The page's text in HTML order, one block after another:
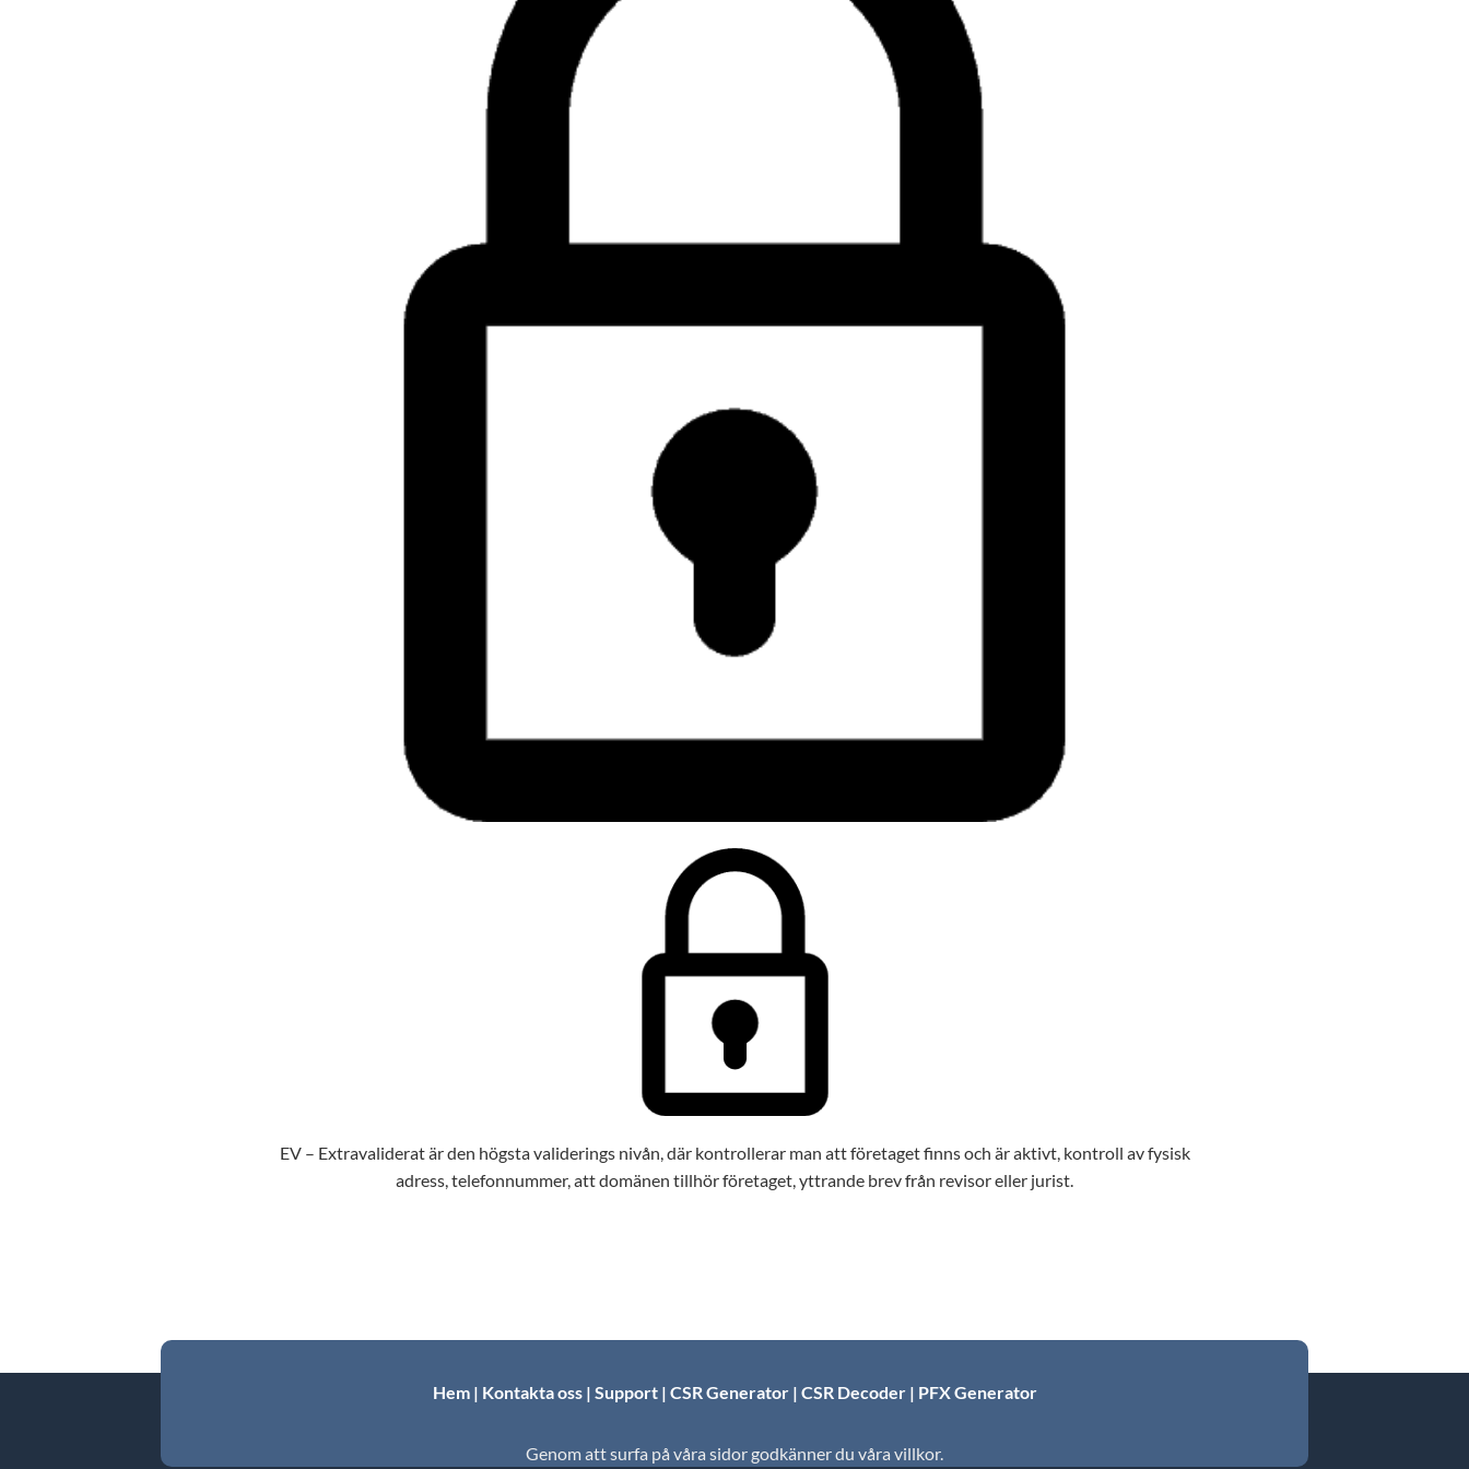
EV – Extravaliderat är den högsta validerings nivån, där kontrollerar man att företaget finns och är aktivt, kontroll av fysisk
adress, telefonnummer, att domänen tillhör företaget, yttrande brev från revisor eller jurist.
Hem| Kontakta oss| Support| CSR Generator| CSR Decoder| PFX Generator
Genom att surfa på våra sidor godkänner du våra villkor.